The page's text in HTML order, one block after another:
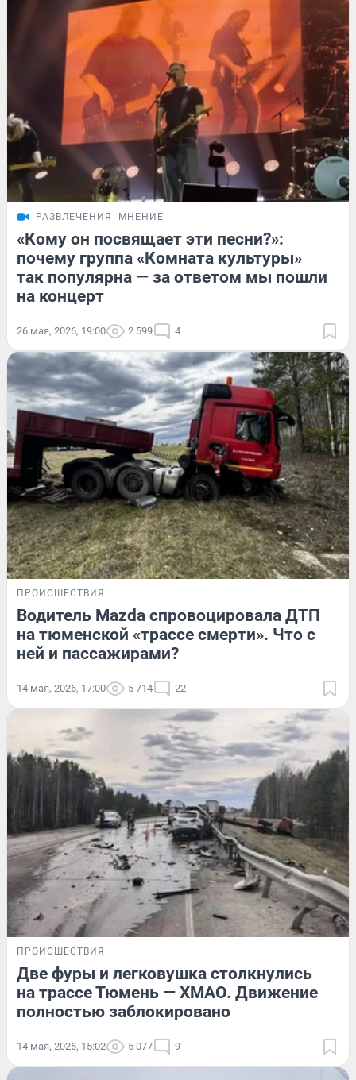
РАЗВЛЕЧЕНИЯ МНЕНИЕ
«Кому он посвящает эти песни?»:
почему группа «Комната культуры»
так популярна — за ответом мы пошли
на концерт
26 мая, 2026, 19:00 2 599 4
ПРОИСШЕСТВИЯ
Водитель Mazda спровоцировала ДТП
на тюменской «трассе смерти». Что с
ней и пассажирами?
14 мая, 2026, 17:00 5 714 22
ПРОИСШЕСТВИЯ
Две фуры и легковушка столкнулись
на трассе Тюмень — ХМАО. Движение
полностью заблокировано
14 мая, 2026, 15:02 5 077 9